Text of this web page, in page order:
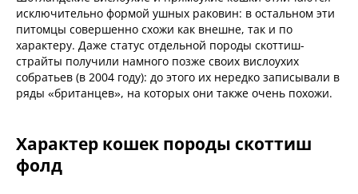
исключительно формой ушных раковин: в остальном эти
питомцы совершенно схожи как внешне, так и по
характеру. Даже статус отдельной породы скоттиш-
страйты получили намного позже своих вислоухих
собратьев (в 2004 году): до этого их нередко записывали в
ряды «британцев», на которых они также очень похожи.
Характер кошек породы скоттиш
фолд